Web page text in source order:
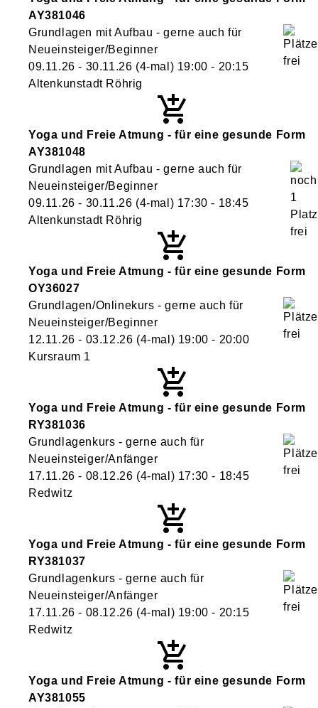
AY381046
Grundlagen mit Aufbau - gerne auch für
Neueinsteiger/Beginner
09.11.26 - 30.11.26 (4-mal) 19:00 - 20:15
Altenkunstadt Röhrig
Yoga und Freie Atmung - für eine gesunde Form
AY381048
Grundlagen mit Aufbau - gerne auch für
Neueinsteiger/Beginner
09.11.26 - 30.11.26 (4-mal) 17:30 - 18:45
Altenkunstadt Röhrig
Yoga und Freie Atmung - für eine gesunde Form
OY36027
Grundlagen/Onlinekurs - gerne auch für
Neueinsteiger/Beginner
12.11.26 - 03.12.26 (4-mal) 19:00 - 20:00
Kursraum 1
Yoga und Freie Atmung - für eine gesunde Form
RY381036
Grundlagenkurs - gerne auch für
Neueinsteiger/Anfänger
17.11.26 - 08.12.26 (4-mal) 17:30 - 18:45
Redwitz
Yoga und Freie Atmung - für eine gesunde Form
RY381037
Grundlagenkurs - gerne auch für
Neueinsteiger/Anfänger
17.11.26 - 08.12.26 (4-mal) 19:00 - 20:15
Redwitz
Yoga und Freie Atmung - für eine gesunde Form
AY381055